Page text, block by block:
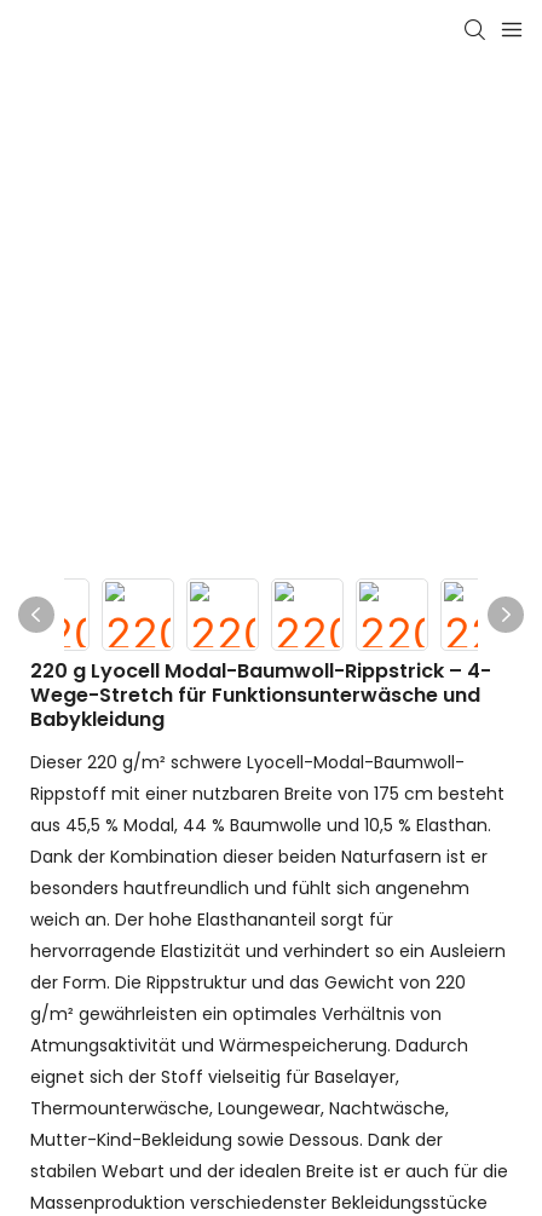
220 g Lyocell Modal-Baumwoll-Rippstrick – 4-
Wege-Stretch für Funktionsunterwäsche und
Babykleidung
Dieser 220 g/m² schwere Lyocell-Modal-Baumwoll-
Rippstoff mit einer nutzbaren Breite von 175 cm besteht
aus 45,5 % Modal, 44 % Baumwolle und 10,5 % Elasthan.
Dank der Kombination dieser beiden Naturfasern ist er
besonders hautfreundlich und fühlt sich angenehm
weich an. Der hohe Elasthananteil sorgt für
hervorragende Elastizität und verhindert so ein Ausleiern
der Form. Die Rippstruktur und das Gewicht von 220
g/m² gewährleisten ein optimales Verhältnis von
Atmungsaktivität und Wärmespeicherung. Dadurch
eignet sich der Stoff vielseitig für Baselayer,
Thermounterwäsche, Loungewear, Nachtwäsche,
Mutter-Kind-Bekleidung sowie Dessous. Dank der
stabilen Webart und der idealen Breite ist er auch für die
Massenproduktion verschiedenster Bekleidungsstücke